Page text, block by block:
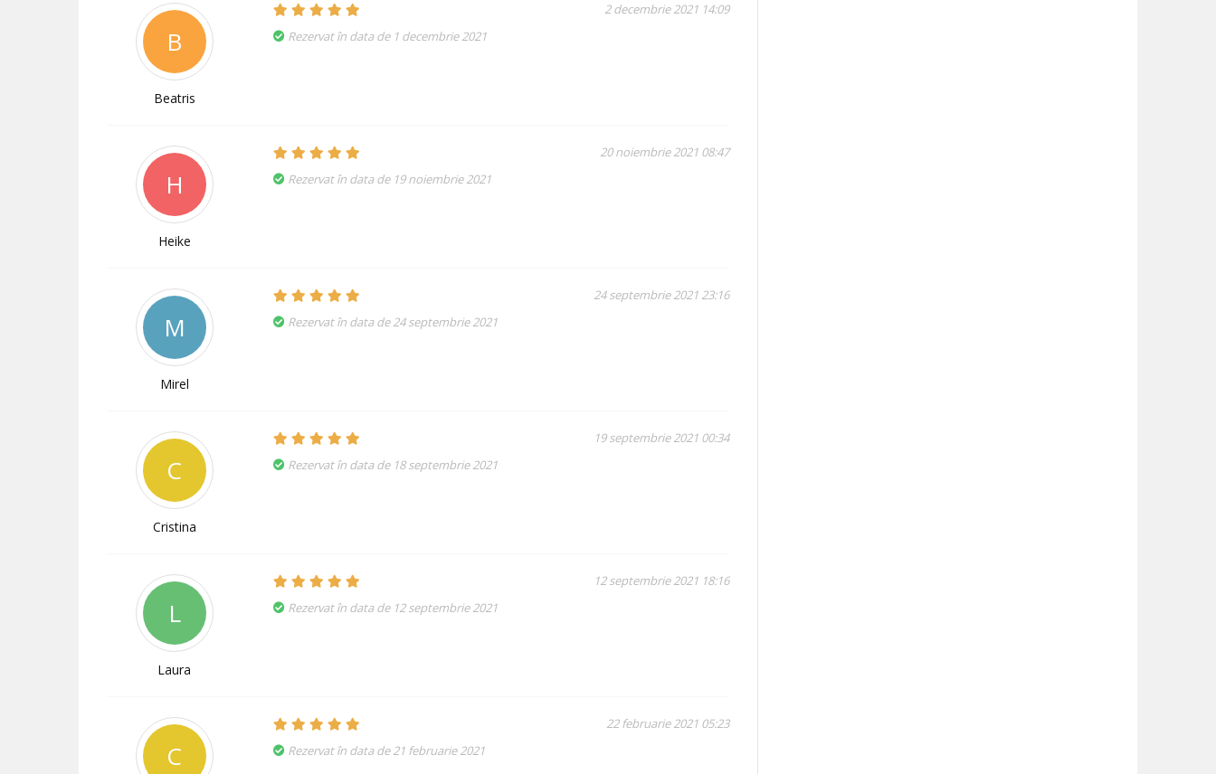
B
Beatris
2 decembrie 2021 14:09
Rezervat în data de 1 decembrie 2021
H
Heike
20 noiembrie 2021 08:47
Rezervat în data de 19 noiembrie 2021
M
Mirel
24 septembrie 2021 23:16
Rezervat în data de 24 septembrie 2021
C
Cristina
19 septembrie 2021 00:34
Rezervat în data de 18 septembrie 2021
L
Laura
12 septembrie 2021 18:16
Rezervat în data de 12 septembrie 2021
C
22 februarie 2021 05:23
Rezervat în data de 21 februarie 2021